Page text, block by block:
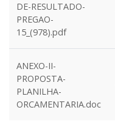
DE-RESULTADO-
PREGAO-
15_(978).pdf
ANEXO-II-
PROPOSTA-
PLANILHA-
ORCAMENTARIA.doc